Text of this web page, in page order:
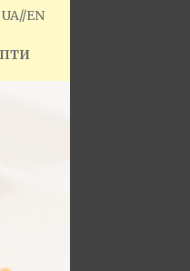
UA//EN